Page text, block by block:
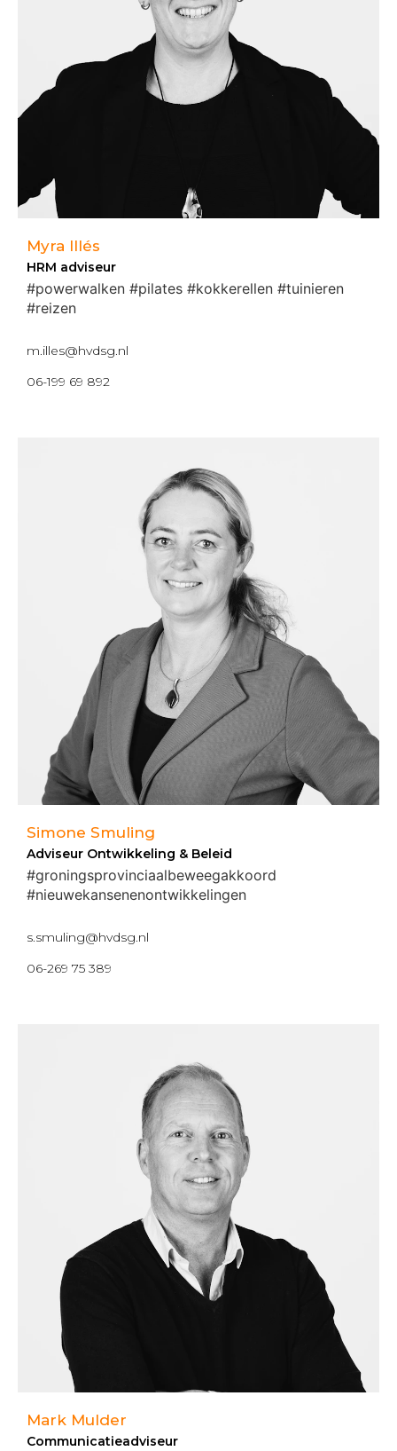
Myra Illés
HRM adviseur
#powerwalken #pilates #kokkerellen #tuinieren
#reizen
m.illes@hvdsg.nl
06-199 69 892
Simone Smuling
Adviseur Ontwikkeling & Beleid
#groningsprovinciaalbeweegakkoord
#nieuwekansenenontwikkelingen
s.smuling@hvdsg.nl
06-269 75 389
Mark Mulder
Communicatieadviseur